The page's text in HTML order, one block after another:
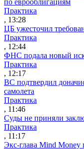
по еврооблигациям
Практика
, 13:28
ЦБ ужесточил
Практика
, 12:44
ФНС подала новый
Практика
, 12:17
ВС подтвердил
самолета
Практика
, 11:46
Суды не приняли
Практика
, 11:17
Экс-глава Mind